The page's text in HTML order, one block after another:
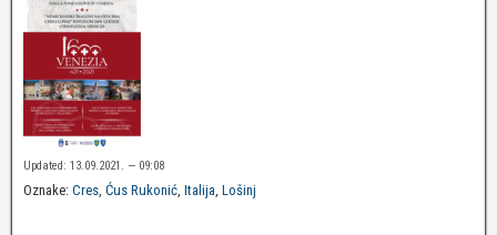
Updated: 13.09.2021. — 09:08
Oznake: Cres, Ćus Rukonić, Italija, Lošinj